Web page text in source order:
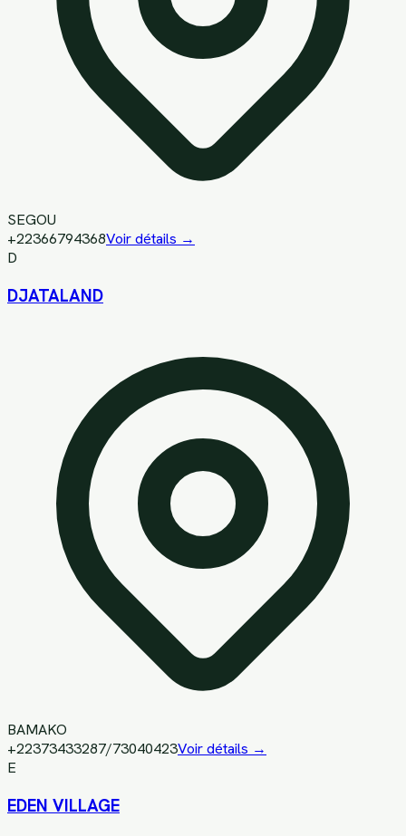
SEGOU
+22366794368Voir détails →
D
DJATALAND
BAMAKO
+22373433287/73040423Voir détails →
E
EDEN VILLAGE